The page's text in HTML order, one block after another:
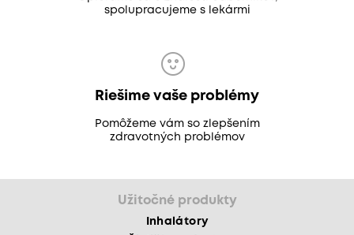
spolupracujeme s lekármi
Riešime vaše problémy
Pomôžeme vám so zlepšením
zdravotných problémov
Užitočné produkty
Inhalátory